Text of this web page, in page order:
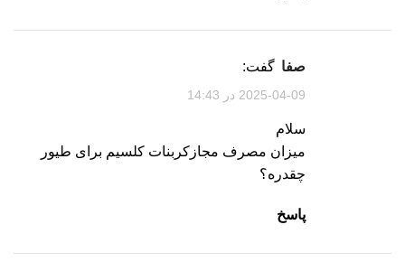
صفا گفت:
2025-04-09 در 14:43
سلام
میزان مصرف مجازکربنات کلسیم برای طیور
چقدره؟
پاسخ